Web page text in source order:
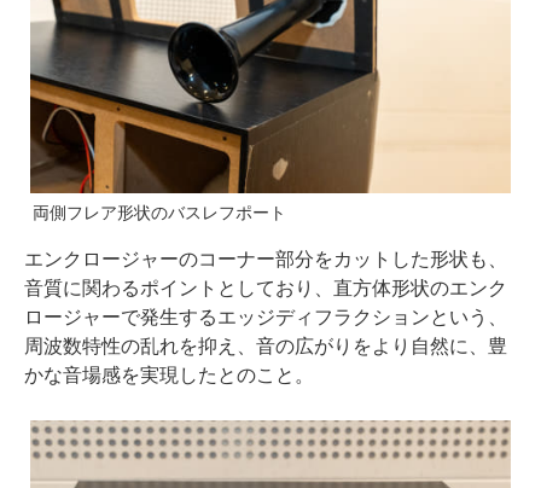
両側フレア形状のバスレフポート
エンクロージャーのコーナー部分をカットした形状も、
音質に関わるポイントとしており、直方体形状のエンク
ロージャーで発生するエッジディフラクションという、
周波数特性の乱れを抑え、音の広がりをより自然に、豊
かな音場感を実現したとのこと。